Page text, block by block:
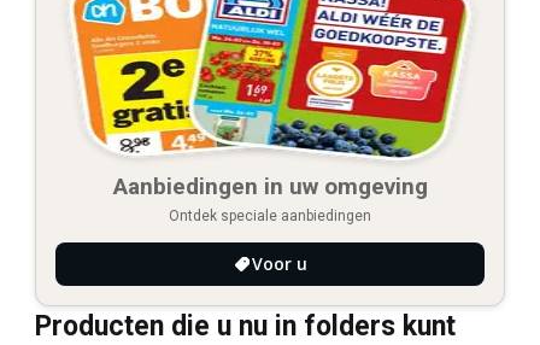
Aanbiedingen in uw omgeving
Ontdek speciale aanbiedingen
Voor u
Producten die u nu in folders kunt